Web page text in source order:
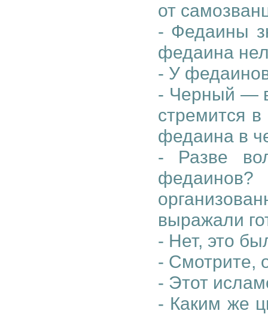
от
- Федаины
федаина
- У
- Черный —
стремится
федаина в
- Разве
выражали
- Нет, это
- Смотрите,
- Этот
- Каким же